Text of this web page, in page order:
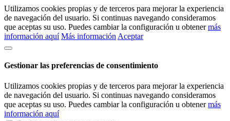
Utilizamos cookies propias y de terceros para mejorar la experiencia
de navegación del usuario. Si continuas navegando consideramos
que aceptas su uso. Puedes cambiar la configuración u obtenermás
información aquí Más información Aceptar
Gestionar las preferencias de consentimiento
Utilizamos cookies propias y de terceros para mejorar la experiencia
de navegación del usuario. Si continuas navegando consideramos
que aceptas su uso. Puedes cambiar la configuración u obtenermás
información aquí